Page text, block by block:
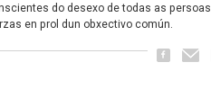
do desexo de todas as persoas
en prol dun obxectivo común.